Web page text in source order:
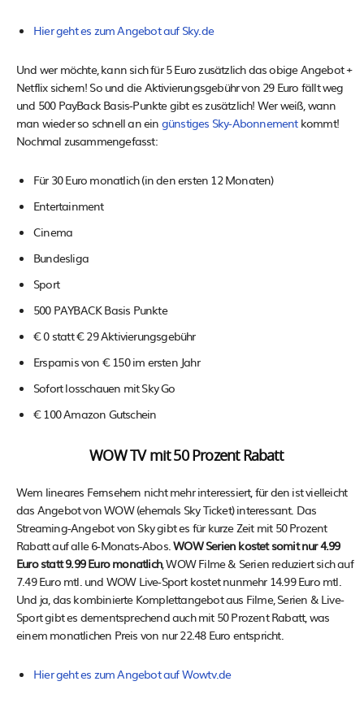
Hier geht es zum Angebot auf Sky.de
Und wer möchte, kann sich für 5 Euro zusätzlich das obige Angebot +
Netflix sichern! So und die Aktivierungsgebühr von 29 Euro fällt weg
und 500 PayBack Basis-Punkte gibt es zusätzlich! Wer weiß, wann
man wieder so schnell an ein günstiges Sky-Abonnementkommt!
Nochmal zusammengefasst:
Für 30 Euro monatlich (in den ersten 12 Monaten)
Entertainment
Cinema
Bundesliga
Sport
500 PAYBACK Basis Punkte
€ 0 statt € 29 Aktivierungsgebühr
Ersparnis von € 150 im ersten Jahr
Sofort losschauen mit Sky Go
€ 100 Amazon Gutschein
WOW TV mit 50 Prozent Rabatt
Wem lineares Fernsehern nicht mehr interessiert, für den ist vielleicht
das Angebot von WOW (ehemals Sky Ticket) interessant. Das
Streaming-Angebot von Sky gibt es für kurze Zeit mit 50 Prozent
Rabatt auf alle 6-Monats-Abos.WOW Serien kostet somit nur 4.99
Euro statt 9.99 Euro monatlich, WOW Filme & Serien reduziert sich auf
7.49 Euro mtl. und WOW Live-Sport kostet nunmehr 14.99 Euro mtl.
Und ja, das kombinierte Komplettangebot aus Filme, Serien & Live-
Sport gibt es dementsprechend auch mit 50 Prozent Rabatt, was
einem monatlichen Preis von nur 22.48 Euro entspricht.
Hier geht es zum Angebot auf Wowtv.de